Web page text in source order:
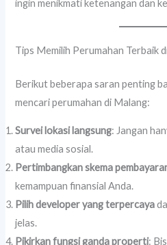
ingin menikmati ketenangan dan
Tips Memilih Perumahan Terbaik
Berikut beberapa saran penting
mencari perumahan di Malang:
Survei lokasi langsung: Jangan
atau media sosial.
Pertimbangkan skema
kemampuan finansial Anda.
Pilih developer yang terpercaya
jelas.
Pikirkan fungsi ganda properti: